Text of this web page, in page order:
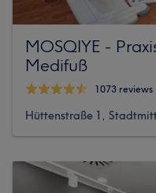
MOSQIYE -
Medifuß
1073 reviews
Hüttenstraße 1,